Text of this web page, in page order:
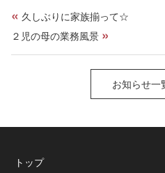
« 久しぶりに家族揃って☆
２児の母の業務風景 »
お知らせ一
トップ